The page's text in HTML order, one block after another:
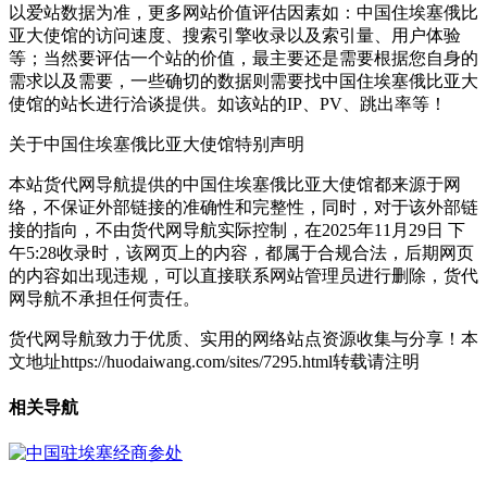
以爱站数据为准，更多网站价值评估因素如：中国住埃塞俄比
亚大使馆的访问速度、搜索引擎收录以及索引量、用户体验
等；当然要评估一个站的价值，最主要还是需要根据您自身的
需求以及需要，一些确切的数据则需要找中国住埃塞俄比亚大
使馆的站长进行洽谈提供。如该站的IP、PV、跳出率等！
关于中国住埃塞俄比亚大使馆特别声明
本站货代网导航提供的中国住埃塞俄比亚大使馆都来源于网
络，不保证外部链接的准确性和完整性，同时，对于该外部链
接的指向，不由货代网导航实际控制，在2025年11月29日 下
午5:28收录时，该网页上的内容，都属于合规合法，后期网页
的内容如出现违规，可以直接联系网站管理员进行删除，货代
网导航不承担任何责任。
货代网导航致力于优质、实用的网络站点资源收集与分享！ 本
文地址https://huodaiwang.com/sites/7295.html转载请注明
相关导航